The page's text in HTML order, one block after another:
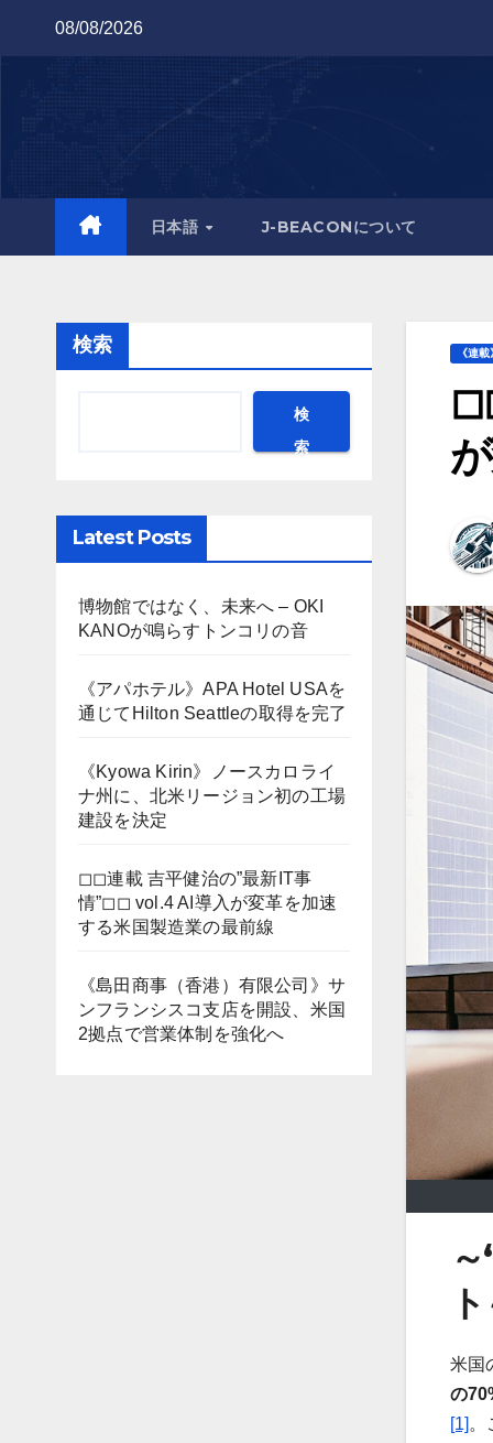
08/08/2026
日本語 J-BEACONについて
検索
検
索
Latest Posts
博物館ではなく、未来へ – OKI
KANOが鳴らすトンコリの音
《アパホテル》APA Hotel USAを
通じてHilton Seattleの取得を完了
《Kyowa Kirin》ノースカロライ
ナ州に、北米リージョン初の工場
建設を決定
◻︎◻︎連載 吉平健治の”最新IT事
情”◻︎◻︎ vol.4 AI導入が変革を加速
する米国製造業の最前線
《島田商事（香港）有限公司》サ
ンフランシスコ支店を開設、米国
2拠点で営業体制を強化へ
《連載
米国
の
[1] 。